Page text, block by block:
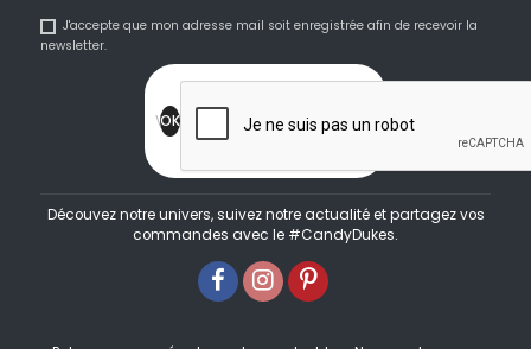
J'accepte que mon adresse mail soit enregistrée afin de recevoir la
newsletter.
Découvez notre univers, suivez notre actualité et partagez vos
commandes avec le #CandyDukes.